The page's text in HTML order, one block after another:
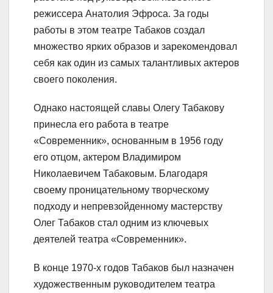
режиссера Анатолия Эфроса. За годы
работы в этом театре Табаков создал
множество ярких образов и зарекомендовал
себя как один из самых талантливых актеров
своего поколения.
Однако настоящей славы Олегу Табакову
принесла его работа в театре
«Современник», основанным в 1956 году
его отцом, актером Владимиром
Николаевичем Табаковым. Благодаря
своему проницательному творческому
подходу и непревзойденному мастерству
Олег Табаков стал одним из ключевых
деятелей театра «Современник».
В конце 1970-х годов Табаков был назначен
художественным руководителем театра